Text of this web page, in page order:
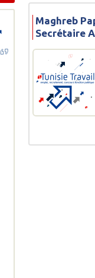
Maghreb
Secrétaire